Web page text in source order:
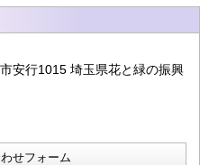
安行1015 埼玉県花と緑の振興
せフォーム